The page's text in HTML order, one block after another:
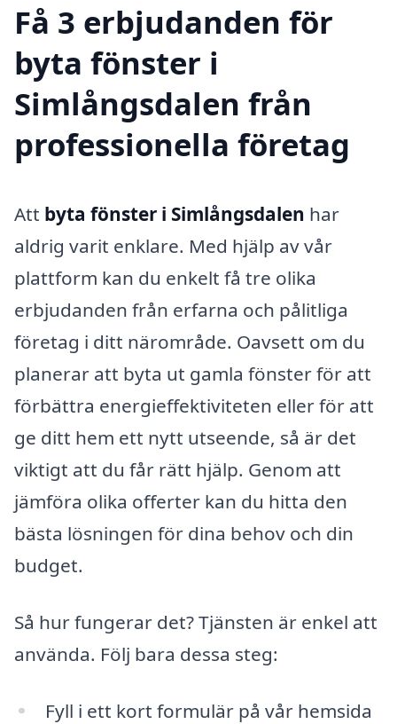
Få 3 erbjudanden för
byta fönster i
Simlångsdalen från
professionella företag
Att byta fönster i Simlångsdalen har
aldrig varit enklare. Med hjälp av vår
plattform kan du enkelt få tre olika
erbjudanden från erfarna och pålitliga
företag i ditt närområde. Oavsett om du
planerar att byta ut gamla fönster för att
förbättra energieffektiviteten eller för att
ge ditt hem ett nytt utseende, så är det
viktigt att du får rätt hjälp. Genom att
jämföra olika offerter kan du hitta den
bästa lösningen för dina behov och din
budget.
Så hur fungerar det? Tjänsten är enkel att
använda. Följ bara dessa steg:
Fyll i ett kort formulär på vår hemsida